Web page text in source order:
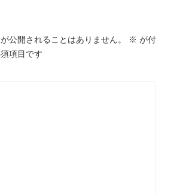
公開されることはありません。 ※ が付
項目です